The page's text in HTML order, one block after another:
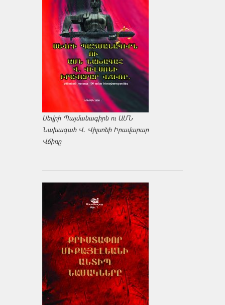
Սեվրի Պայմանագիրն ու ԱՄՆ
Նախագահ Վ. Վիլսոնի Իրավարար
Վճիռը